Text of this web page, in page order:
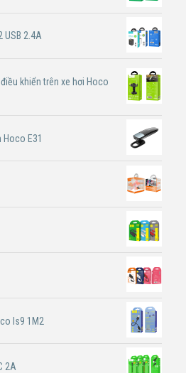
USB 2.4A
khiển trên xe hơi Hoco
E31
ls9 1M2
2A